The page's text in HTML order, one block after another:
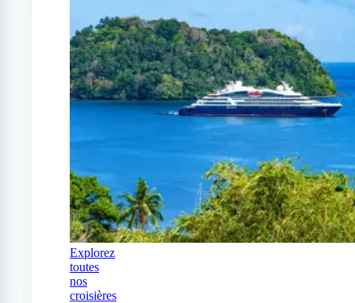
Explorez
toutes
nos
croisières